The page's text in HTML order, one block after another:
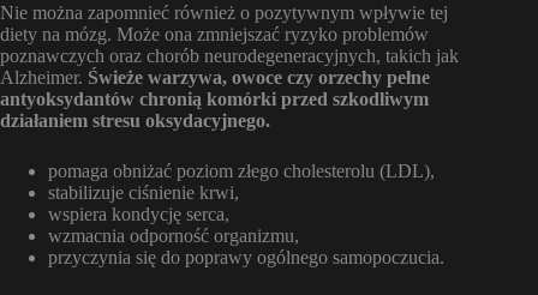
Nie można zapomnieć również o pozytywnym wpływie tej
diety na mózg. Może ona zmniejszać ryzyko problemów
poznawczych oraz chorób neurodegeneracyjnych, takich jak
Alzheimer. Świeże warzywa, owoce czy orzechy pełne
antyoksydantów chronią komórki przed szkodliwym
działaniem stresu oksydacyjnego.
pomaga obniżać poziom złego cholesterolu (LDL),
stabilizuje ciśnienie krwi,
wspiera kondycję serca,
wzmacnia odporność organizmu,
przyczynia się do poprawy ogólnego samopoczucia.